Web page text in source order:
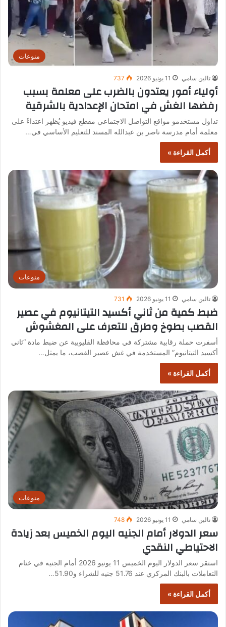
منوعات
تالين سامي 11 يونيو 2026 737
أولياء أمور يعتدون بالضرب على معلمة بسبب
رفضها الغش في امتحان الإعدادية بالشرقية
تداول مستخدمو مواقع التواصل الاجتماعي مقطع فيديو يُظهر اعتداءً على
معلمة أمام مدرسة ناصر بن عبدالله المسند للتعليم الأساسي في…
أكمل القراءة »
منوعات
تالين سامي 11 يونيو 2026 731
ضبط كمية من ثاني أكسيد التيتانيوم في عصير
القصب بطوخ وطرق للتعرف على المغشوش
أسفرت حملة رقابية مشتركة في محافظة القليوبية عن ضبط مادة “ثاني
أكسيد التيتانيوم” المستخدمة في غش عصير القصب، ما يمثل…
أكمل القراءة »
منوعات
تالين سامي 11 يونيو 2026 748
سعر الدولار أمام الجنيه اليوم الخميس بعد زيادة
الاحتياطي النقدي
استقر سعر الدولار اليوم الخميس 11 يونيو 2026 أمام الجنيه في ختام
التعاملات بالبنك المركزي عند 51.76 جنيه للشراء و51.90…
أكمل القراءة »